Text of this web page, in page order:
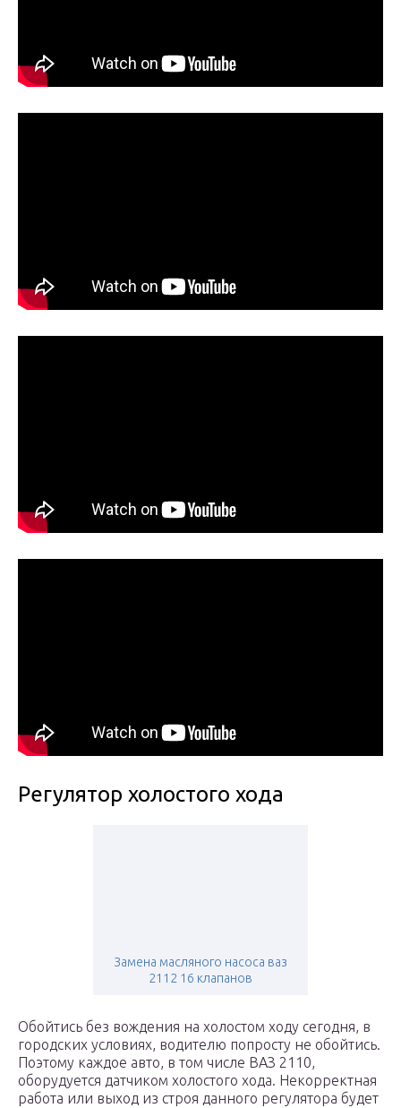
Регулятор холостого хода
Замена масляного насоса ваз
2112 16 клапанов
Обойтись без вождения на холостом ходу сегодня, в
городских условиях, водителю попросту не обойтись.
Поэтому каждое авто, в том числе ВАЗ 2110,
оборудуется датчиком холостого хода. Некорректная
работа или выход из строя данного регулятора будет